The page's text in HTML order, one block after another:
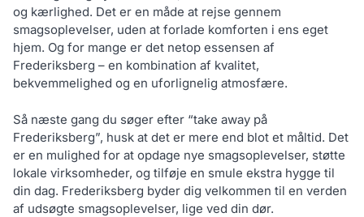
og kærlighed. Det er en måde at rejse gennem
smagsoplevelser, uden at forlade komforten i ens eget
hjem. Og for mange er det netop essensen af
Frederiksberg – en kombination af kvalitet,
bekvemmelighed og en uforlignelig atmosfære.
Så næste gang du søger efter “take away på
Frederiksberg”, husk at det er mere end blot et måltid. Det
er en mulighed for at opdage nye smagsoplevelser, støtte
lokale virksomheder, og tilføje en smule ekstra hygge til
din dag. Frederiksberg byder dig velkommen til en verden
af udsøgte smagsoplevelser, lige ved din dør.